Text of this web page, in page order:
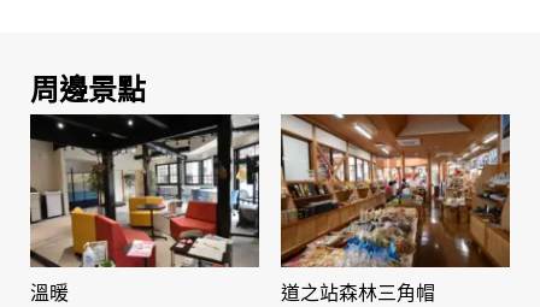
周邊景點
溫暖 道之站森林三角帽